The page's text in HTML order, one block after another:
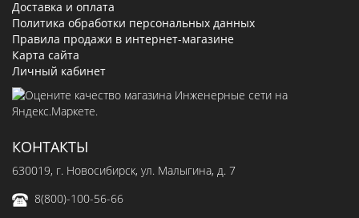
Доставка и оплата
Политика обработки персональных данных
Правила продажи в интернет-магазине
Карта сайта
Личный кабинет
КОНТАКТЫ
630019, г. Новосибирск, ул. Малыгина, д. 7
8(800)-100-56-66